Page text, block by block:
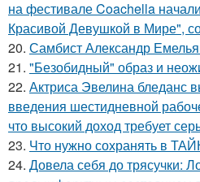
на фестивале Coachella
Красивой Девушкой в Мире",
20. Самбист Александр
21. "Безобидный" образ и
22. Актриса Эвелина бледанс
введения шестидневной
что высокий доход требует
23. Что нужно сохранять в
24. Довела себя до трясучки: